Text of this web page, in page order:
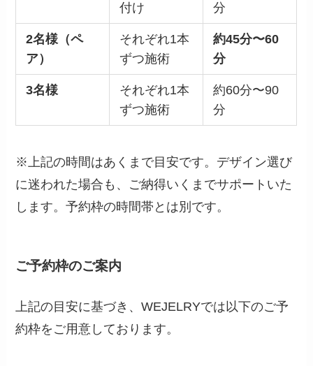
付け
分
2名様（ペ
ア）
それぞれ1本
ずつ施術
約45分〜60
分
3名様
それぞれ1本
ずつ施術
約60分〜90
分
※上記の時間はあくまで目安です。デザイン選び
に迷われた場合も、ご納得いくまでサポートいた
します。予約枠の時間帯とは別です。
ご予約枠のご案内
上記の目安に基づき、WEJELRYでは以下のご予
約枠をご用意しております。